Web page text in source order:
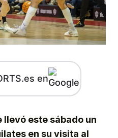
en
llevó este sábado un
en su visita al